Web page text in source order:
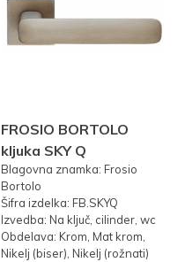
FROSIO BORTOLO
kljuka SKY Q
Blagovna znamka: Frosio
Bortolo
Šifra izdelka: FB.SKYQ
Izvedba: Na ključ, cilinder, wc
Obdelava: Krom, Mat krom,
Nikelj (biser), Nikelj (rožnati)